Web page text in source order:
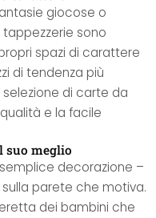
giocose o
sono
spazi di carattere
di tendenza più
di carte da
e la facile
suo meglio
decorazione –
parete che motiva.
dei bambini che